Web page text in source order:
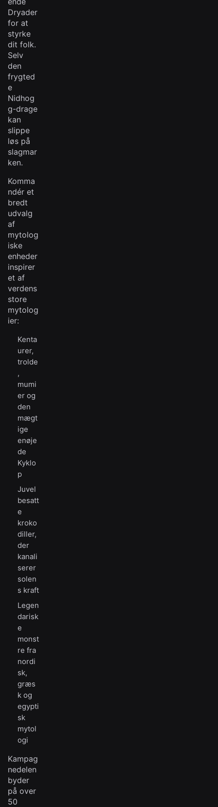
Dryader
for at
styrke
dit folk.
Selv
den
frygted
e
Nidhog
g-drage
kan
slippe
løs på
slagmar
ken.
Komma
ndér et
bredt
udvalg
af
mytolog
iske
enheder
inspirer
et af
verdens
store
mytolog
ier:
Kenta
urer,
trolde
,
mumi
er og
den
mægt
ige
enøje
de
Kyklo
p
Juvel
besatt
e
kroko
diller,
der
kanali
serer
solen
s kraft
Legen
darisk
e
monst
re fra
nordi
sk,
græs
k og
egypti
sk
mytol
ogi
Kampag
nedelen
byder
på over
50